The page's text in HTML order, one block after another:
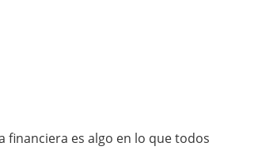
financiera es algo en lo que todos